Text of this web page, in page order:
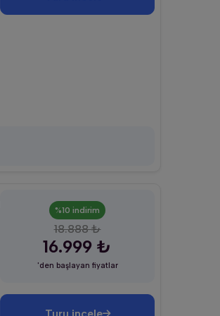
%10 indirim
18.888 ₺
16.999 ₺
'den başlayan fiyatlar
Turu incele